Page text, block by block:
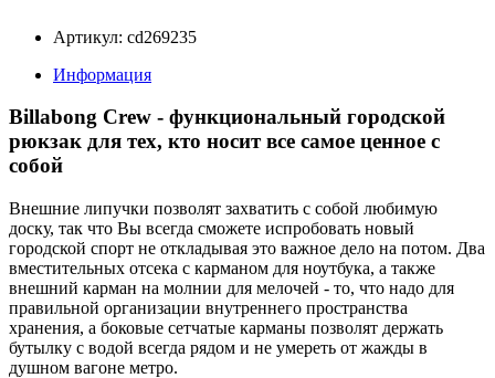
Артикул: cd269235
Информация
Billabong Crew - функциональный городской
рюкзак для тех, кто носит все самое ценное с
собой
Внешние липучки позволят захватить с собой любимую
доску, так что Вы всегда сможете испробовать новый
городской спорт не откладывая это важное дело на потом. Два
вместительных отсека с карманом для ноутбука, а также
внешний карман на молнии для мелочей - то, что надо для
правильной организации внутреннего пространства
хранения, а боковые сетчатые карманы позволят держать
бутылку с водой всегда рядом и не умереть от жажды в
душном вагоне метро.